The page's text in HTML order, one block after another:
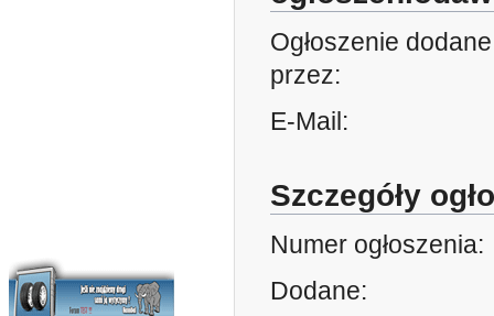
Ogłoszenie dodane
przez:
E-Mail:
Szczegóły
Numer ogłoszenia:
Dodane: